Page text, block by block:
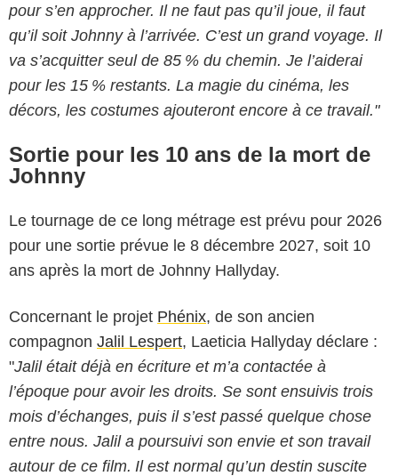
pour s’en approcher. Il ne faut pas qu’il joue, il faut
qu’il soit Johnny à l’arrivée. C’est un grand voyage. Il
va s’acquitter seul de 85 % du chemin. Je l’aiderai
pour les 15 % restants. La magie du cinéma, les
décors, les costumes ajouteront encore à ce travail."
Sortie pour les 10 ans de la mort de
Johnny
Le tournage de ce long métrage est prévu pour 2026
pour une sortie prévue le 8 décembre 2027, soit 10
ans après la mort de Johnny Hallyday.
Concernant le projet Phénix, de son ancien
compagnon Jalil Lespert, Laeticia Hallyday déclare :
"Jalil était déjà en écriture et m’a contactée à
l’époque pour avoir les droits. Se sont ensuivis trois
mois d’échanges, puis il s’est passé quelque chose
entre nous. Jalil a poursuivi son envie et son travail
autour de ce film. Il est normal qu’un destin suscite